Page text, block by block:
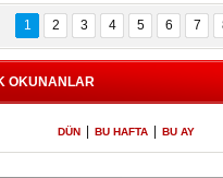
İstanbul
Adaları
600
listesi
1 2 3 4 5 6 7
OKUNANLAR
DÜN BU HAFTA BU AY